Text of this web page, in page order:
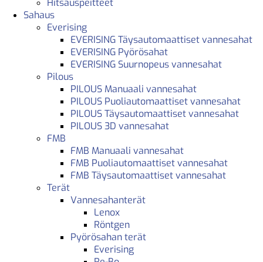
Hitsauspeitteet
Sahaus
Everising
EVERISING Täysautomaattiset vannesahat
EVERISING Pyörösahat
EVERISING Suurnopeus vannesahat
Pilous
PILOUS Manuaali vannesahat
PILOUS Puoliautomaattiset vannesahat
PILOUS Täysautomaattiset vannesahat
PILOUS 3D vannesahat
FMB
FMB Manuaali vannesahat
FMB Puoliautomaattiset vannesahat
FMB Täysautomaattiset vannesahat
Terät
Vannesahanterät
Lenox
Röntgen
Pyörösahan terät
Everising